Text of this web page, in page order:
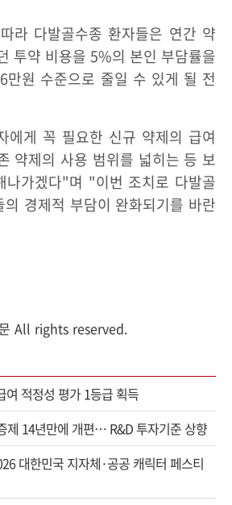
라 다발골수종 환자들은 연간 약
투약 비용을 5%의 본인 부담률을
만원 수준으로 줄일 수 있게 될 전
에게 꼭 필요한 신규 약제의 급여
약제의 사용 범위를 넓히는 등 보
나가겠다"며 "이번 조치로 다발골
경제적 부담이 완화되기를 바란
All rights reserved.
여 적정성 평가 1등급 획득
제 14년만에 개편… R&D 투자기준 상향
대한민국 지자체·공공 캐릭터 페스티